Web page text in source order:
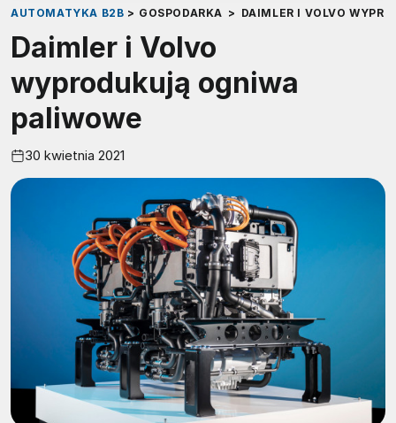
AUTOMATYKA B2B > GOSPODARKA > DAIMLER I VOLVO
Daimler i Volvo
wyprodukują ogniwa
paliwowe
30 kwietnia 2021